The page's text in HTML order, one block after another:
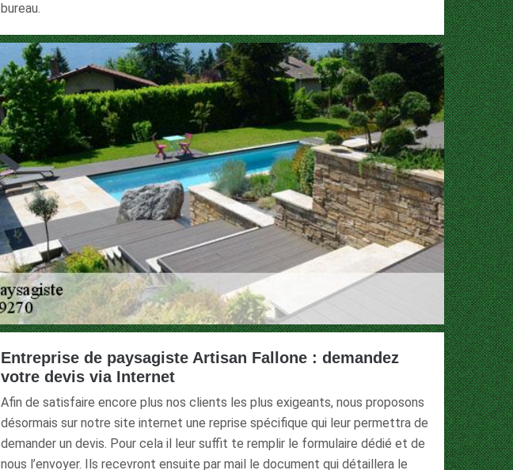
bureau.
Entreprise de paysagiste Artisan Fallone : demandez
votre devis via Internet
Afin de satisfaire encore plus nos clients les plus exigeants, nous proposons
désormais sur notre site internet une reprise spécifique qui leur permettra de
demander un devis. Pour cela il leur suffit te remplir le formulaire dédié et de
nous l’envoyer. Ils recevront ensuite par mail le document qui détaillera le